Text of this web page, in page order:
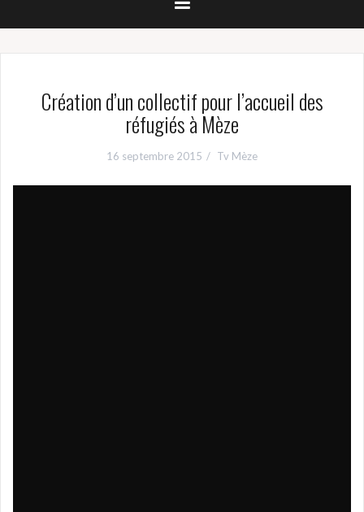
Création d’un collectif pour l’accueil des
réfugiés à Mèze
16 septembre 2015 Tv Mèze